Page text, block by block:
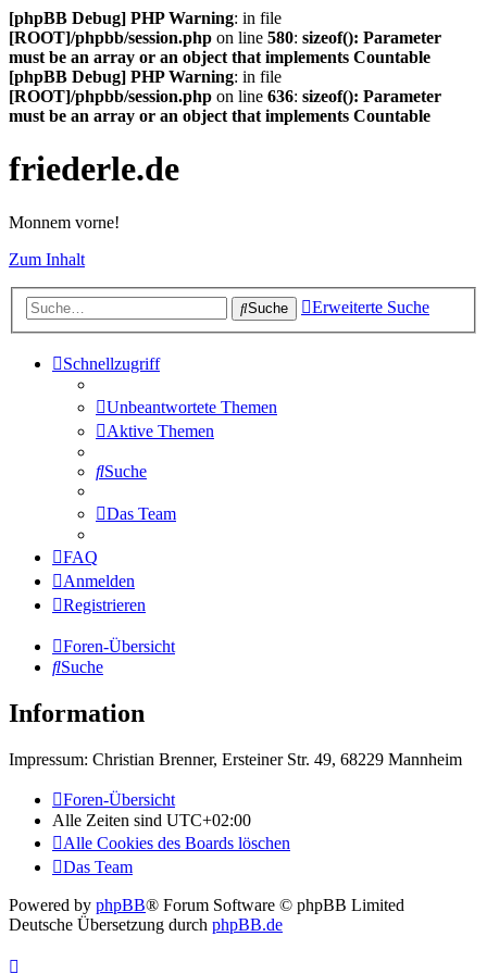
[phpBB Debug] PHP Warning: in file
[ROOT]/phpbb/session.php on line 580: sizeof(): Parameter
must be an array or an object that implements Countable
[phpBB Debug] PHP Warning: in file
[ROOT]/phpbb/session.php on line 636: sizeof(): Parameter
must be an array or an object that implements Countable
friederle.de
Monnem vorne!
Zum Inhalt
Suche Erweiterte Suche
Schnellzugriff
Unbeantwortete Themen
Aktive Themen
Suche
Das Team
FAQ
Anmelden
Registrieren
Foren-Übersicht
Suche
Information
Impressum: Christian Brenner, Ersteiner Str. 49, 68229 Mannheim
Foren-Übersicht
Alle Zeiten sind UTC+02:00
Alle Cookies des Boards löschen
Das Team
Powered by phpBB® Forum Software © phpBB Limited
Deutsche Übersetzung durch phpBB.de